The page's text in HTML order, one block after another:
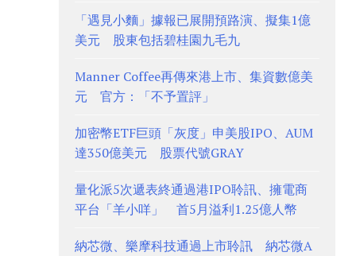
「遇見小麵」據報已展開預路演、擬集1億
美元 股東包括碧桂園九毛九
Manner Coffee再傳來港上市、集資數億美
元 官方：「不予置評」
加密幣ETF巨頭「灰度」申美股IPO、AUM
達350億美元 股票代號GRAY
量化派5次遞表終通過港IPO聆訊、擁電商
平台「羊小咩」 首5月溢利1.25億人幣
納芯微、樂摩科技通過上市聆訊 納芯微A